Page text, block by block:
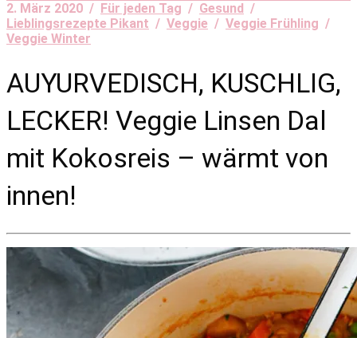
2. März 2020 / Für jeden Tag / Gesund /
Lieblingsrezepte Pikant / Veggie / Veggie Frühling /
Veggie Winter
AUYURVEDISCH, KUSCHLIG,
LECKER! Veggie Linsen Dal
mit Kokosreis – wärmt von
innen!